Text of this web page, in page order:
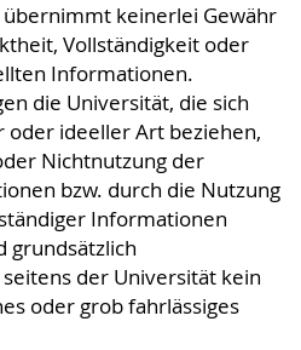
keinerlei Gewähr
Vollständigkeit oder
Informationen.
die Universität, die sich
oder ideeller Art beziehen,
Nichtnutzung der
bzw. durch die Nutzung
Informationen
grundsätzlich
der Universität kein
oder grob fahrlässiges